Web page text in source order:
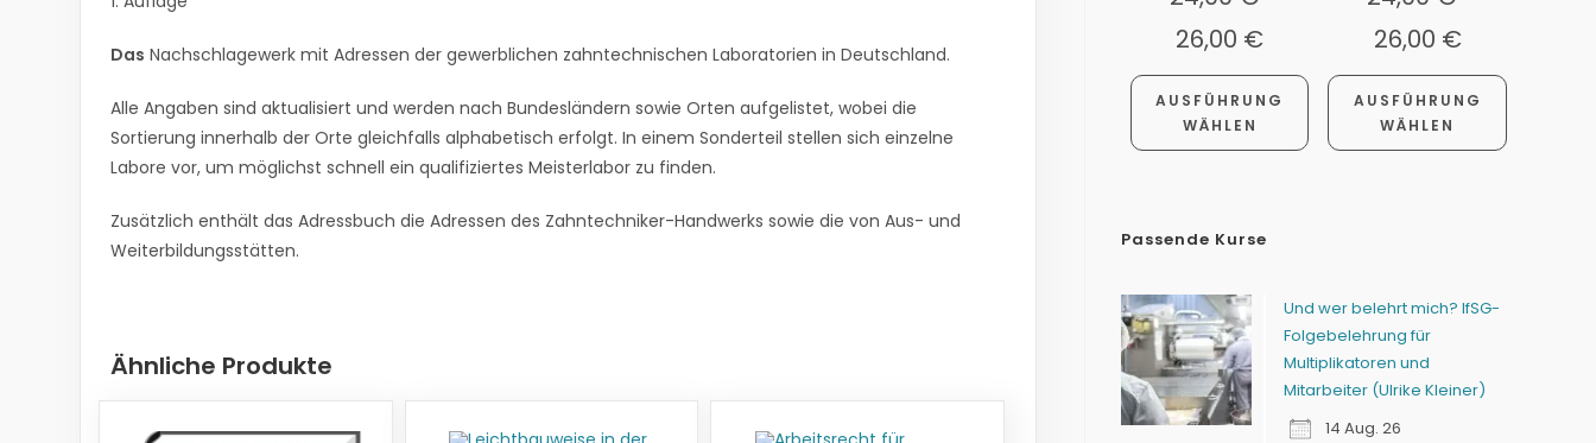
Das Nachschlagewerk mit Adressen der gewerblichen zahntechnischen Laboratorien in Deutschland.
Alle Angaben sind aktualisiert und werden nach Bundesländern sowie Orten aufgelistet, wobei die
Sortierung innerhalb der Orte gleichfalls alphabetisch erfolgt. In einem Sonderteil stellen sich einzelne
Labore vor, um möglichst schnell ein qualifiziertes Meisterlabor zu finden.
Zusätzlich enthält das Adressbuch die Adressen des Zahntechniker-Handwerks sowie die von Aus- und
Weiterbildungsstätten.
Ähnliche Produkte
26,00 €
AUSFÜHRUNG
WÄHLEN
26,00 €
AUSFÜHRUNG
WÄHLEN
Passende Kurse
Und wer belehrt mich? IfSG-
Folgebelehrung für
Multiplikatoren und
Mitarbeiter (Ulrike Kleiner)
14 Aug. 26